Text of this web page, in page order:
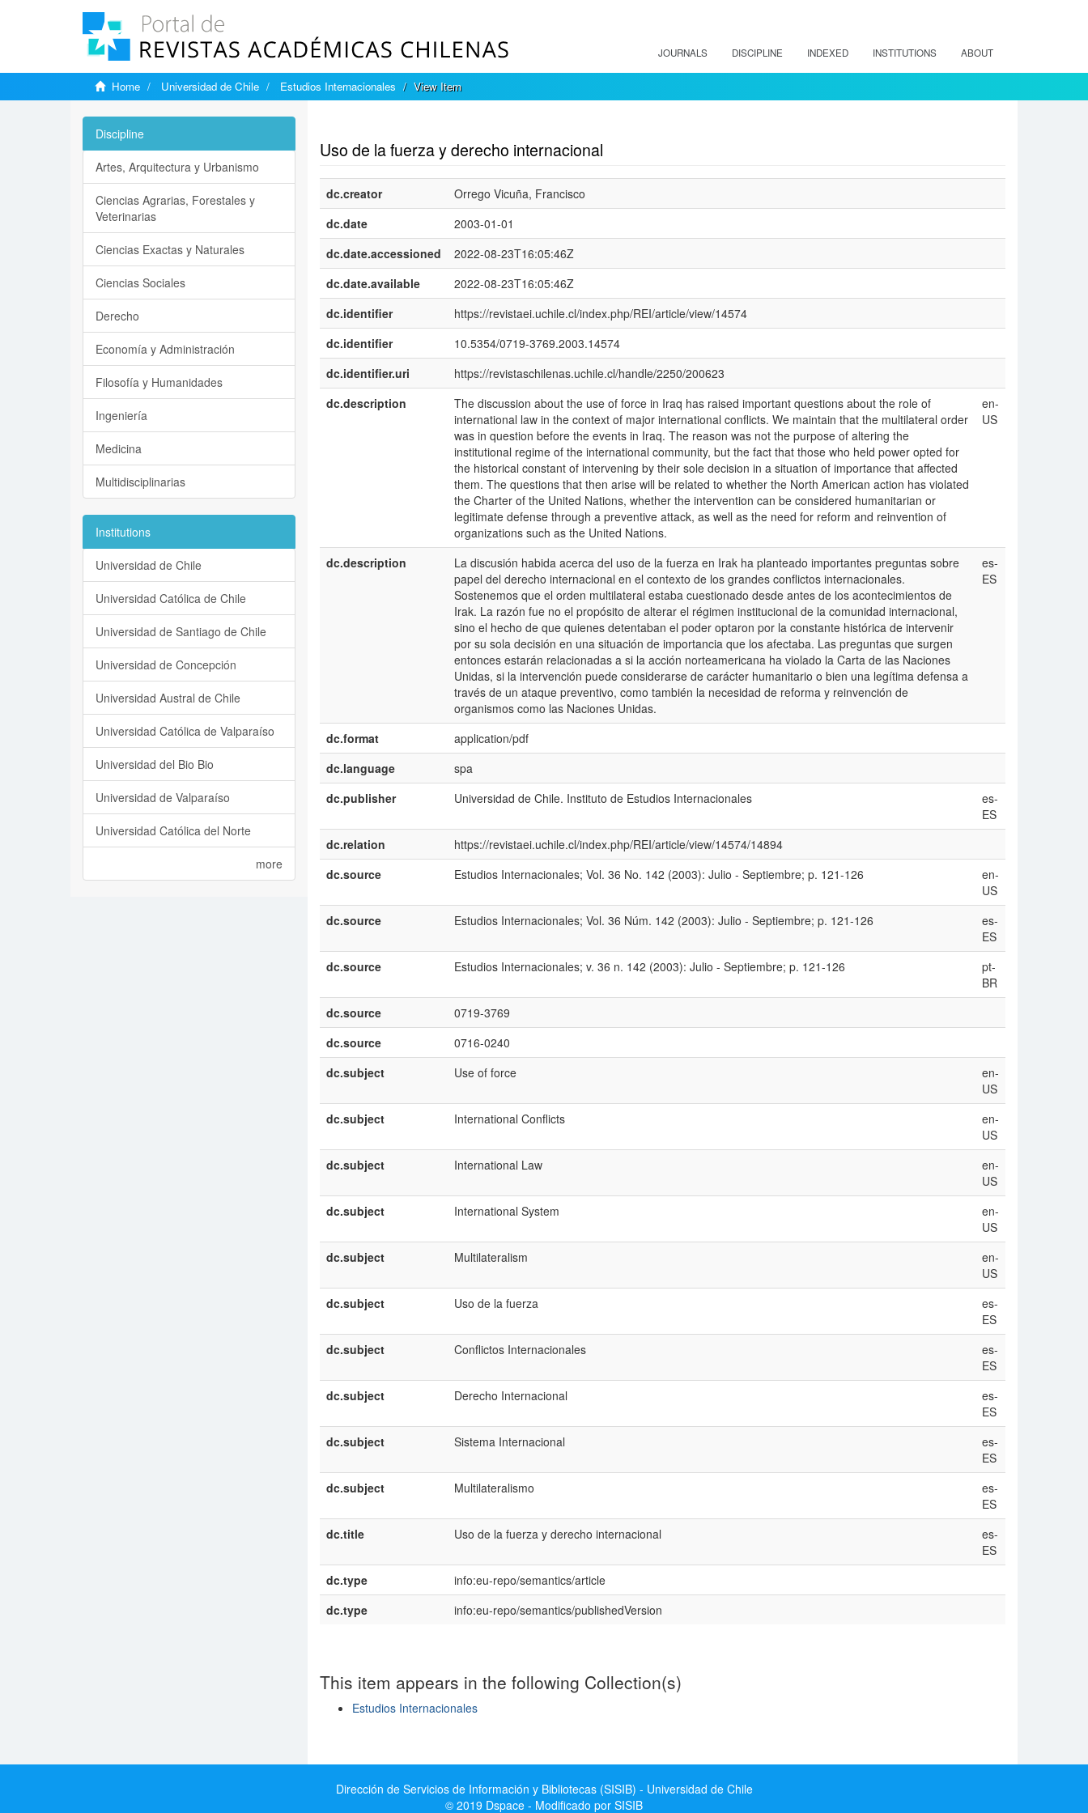
JOURNALS DISCIPLINE INDEXED INSTITUTIONS ABOUT
Home Universidad de Chile Estudios Internacionales View Item
Uso de la fuerza y derecho internacional
dc.creator
Orrego Vicuña, Francisco
dc.date
2003-01-01
dc.date.accessioned
2022-08-23T16:05:46Z
dc.date.available
2022-08-23T16:05:46Z
dc.identifier
https://revistaei.uchile.cl/index.php/REI/article/view/14574
dc.identifier
10.5354/0719-3769.2003.14574
dc.identifier.uri
https://revistaschilenas.uchile.cl/handle/2250/200623
dc.description
The discussion about the use of force in Iraq has raised important questions about the role of
international law in the context of major international conflicts. We maintain that the multilateral order
was in question before the events in Iraq. The reason was not the purpose of altering the
institutional regime of the international community, but the fact that those who held power opted for
the historical constant of intervening by their sole decision in a situation of importance that affected
them. The questions that then arise will be related to whether the North American action has violated
the Charter of the United Nations, whether the intervention can be considered humanitarian or
legitimate defense through a preventive attack, as well as the need for reform and reinvention of
organizations such as the United Nations.
en-
US
dc.description
La discusión habida acerca del uso de la fuerza en Irak ha planteado importantes preguntas sobre
papel del derecho internacional en el contexto de los grandes conflictos internacionales.
Sostenemos que el orden multilateral estaba cuestionado desde antes de los acontecimientos de
Irak. La razón fue no el propósito de alterar el régimen institucional de la comunidad internacional,
sino el hecho de que quienes detentaban el poder optaron por la constante histórica de intervenir
por su sola decisión en una situación de importancia que los afectaba. Las preguntas que surgen
entonces estarán relacionadas a si la acción norteamericana ha violado la Carta de las Naciones
Unidas, si la intervención puede considerarse de carácter humanitario o bien una legítima defensa a
través de un ataque preventivo, como también la necesidad de reforma y reinvención de
organismos como las Naciones Unidas.
es-
ES
dc.format
application/pdf
dc.language
spa
dc.publisher
Universidad de Chile. Instituto de Estudios Internacionales
es-
ES
dc.relation
https://revistaei.uchile.cl/index.php/REI/article/view/14574/14894
dc.source
Estudios Internacionales; Vol. 36 No. 142 (2003): Julio - Septiembre; p. 121-126
en-
US
dc.source
Estudios Internacionales; Vol. 36 Núm. 142 (2003): Julio - Septiembre; p. 121-126
es-
ES
dc.source
Estudios Internacionales; v. 36 n. 142 (2003): Julio - Septiembre; p. 121-126
pt-
BR
dc.source
0719-3769
dc.source
0716-0240
dc.subject
Use of force
en-
US
dc.subject
International Conflicts
en-
US
dc.subject
International Law
en-
US
dc.subject
International System
en-
US
dc.subject
Multilateralism
en-
US
dc.subject
Uso de la fuerza
es-
ES
dc.subject
Conflictos Internacionales
es-
ES
dc.subject
Derecho Internacional
es-
ES
dc.subject
Sistema Internacional
es-
ES
dc.subject
Multilateralismo
es-
ES
dc.title
Uso de la fuerza y derecho internacional
es-
ES
dc.type
info:eu-repo/semantics/article
dc.type
info:eu-repo/semantics/publishedVersion
This item appears in the following Collection(s)
Estudios Internacionales
Discipline
Artes, Arquitectura y Urbanismo
Ciencias Agrarias, Forestales y
Veterinarias
Ciencias Exactas y Naturales
Ciencias Sociales
Derecho
Economía y Administración
Filosofía y Humanidades
Ingeniería
Medicina
Multidisciplinarias
Institutions
Universidad de Chile
Universidad Católica de Chile
Universidad de Santiago de Chile
Universidad de Concepción
Universidad Austral de Chile
Universidad Católica de Valparaíso
Universidad del Bio Bio
Universidad de Valparaíso
Universidad Católica del Norte
more
Dirección de Servicios de Información y Bibliotecas (SISIB) - Universidad de Chile
© 2019 Dspace - Modificado por SISIB